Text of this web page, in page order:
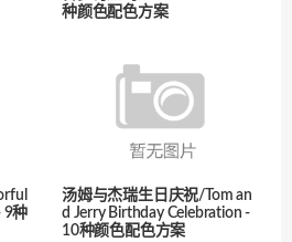
种颜色配色方案
9种
汤姆与杰瑞生日庆祝/Tom an
d Jerry Birthday Celebration -
10种颜色配色方案